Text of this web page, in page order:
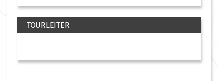
TOURLEITER